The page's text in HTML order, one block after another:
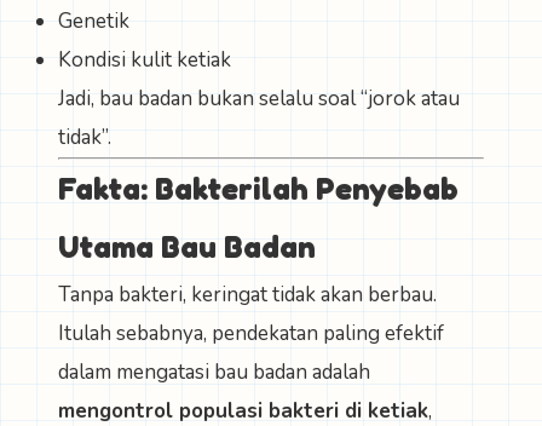
Genetik
Kondisi kulit ketiak
Jadi, bau badan bukan selalu soal “jorok atau
tidak”.
Fakta: Bakterilah Penyebab
Utama Bau Badan
Tanpa bakteri, keringat tidak akan berbau.
Itulah sebabnya, pendekatan paling efektif
dalam mengatasi bau badan adalah
mengontrol populasi bakteri di ketiak,